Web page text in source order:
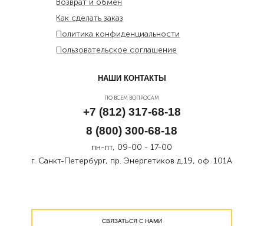
Возврат и обмен
Как сделать заказ
Политика конфиденциальности
Пользовательское соглашение
НАШИ КОНТАКТЫ
ПО ВСЕМ ВОПРОСАМ
+7 (812) 317-68-18
8 (800) 300-68-18
пн-пт, 09-00 - 17-00
г. Санкт-Петербург, пр. Энергетиков д.19, оф. 101А
СВЯЗАТЬСЯ С НАМИ